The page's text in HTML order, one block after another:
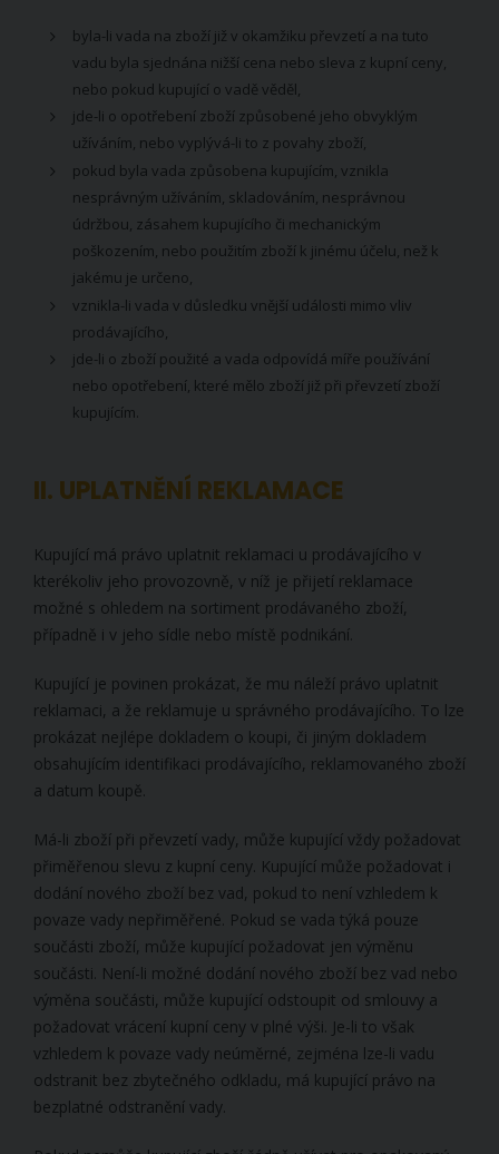
byla-li vada na zboží již v okamžiku převzetí a na tuto
vadu byla sjednána nižší cena nebo sleva z kupní ceny,
nebo pokud kupující o vadě věděl,
jde-li o opotřebení zboží způsobené jeho obvyklým
užíváním, nebo vyplývá-li to z povahy zboží,
pokud byla vada způsobena kupujícím, vznikla
nesprávným užíváním, skladováním, nesprávnou
údržbou, zásahem kupujícího či mechanickým
poškozením, nebo použitím zboží k jinému účelu, než k
jakému je určeno,
vznikla-li vada v důsledku vnější události mimo vliv
prodávajícího,
jde-li o zboží použité a vada odpovídá míře používání
nebo opotřebení, které mělo zboží již při převzetí zboží
kupujícím.
II. UPLATNĚNÍ REKLAMACE
Kupující má právo uplatnit reklamaci u prodávajícího v
kterékoliv jeho provozovně, v níž je přijetí reklamace
možné s ohledem na sortiment prodávaného zboží,
případně i v jeho sídle nebo místě podnikání.
Kupující je povinen prokázat, že mu náleží právo uplatnit
reklamaci, a že reklamuje u správného prodávajícího. To lze
prokázat nejlépe dokladem o koupi, či jiným dokladem
obsahujícím identifikaci prodávajícího, reklamovaného zboží
a datum koupě.
Má-li zboží při převzetí vady, může kupující vždy požadovat
přiměřenou slevu z kupní ceny. Kupující může požadovat i
dodání nového zboží bez vad, pokud to není vzhledem k
povaze vady nepřiměřené. Pokud se vada týká pouze
součásti zboží, může kupující požadovat jen výměnu
součásti. Není-li možné dodání nového zboží bez vad nebo
výměna součásti, může kupující odstoupit od smlouvy a
požadovat vrácení kupní ceny v plné výši. Je-li to však
vzhledem k povaze vady neúměrné, zejména lze-li vadu
odstranit bez zbytečného odkladu, má kupující právo na
bezplatné odstranění vady.